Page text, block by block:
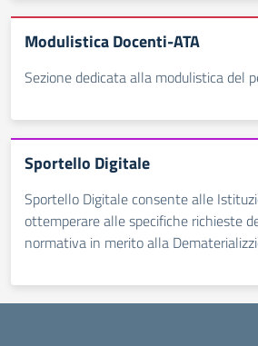
Modulistica Docenti-ATA
Sezione dedicata alla modulistica del
Sportello Digitale
Sportello Digitale consente alle
ottemperare alle specifiche richieste
normativa in merito alla